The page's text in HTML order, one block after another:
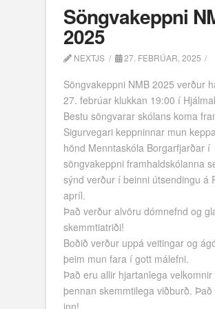
Söngvakeppni
2025
NEXTJS 27. FEBRÚAR, 2025
Söngvakeppni NMB 2025 verður
27. febrúar klukkan 19:00 í
Bestu söngvarar skólans koma
Sigurvegari keppninnar mun
hönd Menntaskóla Borgarfjarðar í
söngvakeppni framhaldskólanna
sýnd verður í beinni útsendingu á
apríl.
Það verður alvöru dómnefnd og
skemmtiatriði!
Boðið verður uppá veitingar og
þeim mun fara í gott málefni.
Það eru allir hjartanlega velkomnir
þennan skemmtilega viðburð.